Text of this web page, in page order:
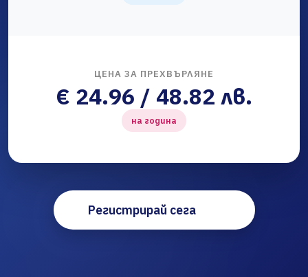
ЦЕНА ЗА ПРЕХВЪРЛЯНЕ
€ 24.96 / 48.82 лв.
на година
Регистрирай сега